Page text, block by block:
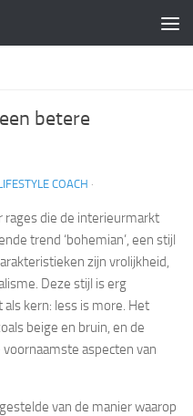
betere
COACH ·
rages die de interieurmarkt
trend ‘bohemian’, een stijl
zijn vrolijkheid,
Deze stijl is erg
kern: less is more. Het
beige en bruin, en de
aspecten van
van de manier waarop